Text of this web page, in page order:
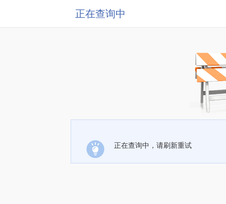
正在查询中
正在查询中，请刷新重试